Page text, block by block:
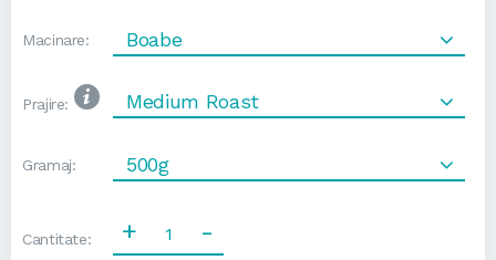
Macinare: Boabe
Prajire: Medium Roast
Gramaj: 500g
Cantitate: + -